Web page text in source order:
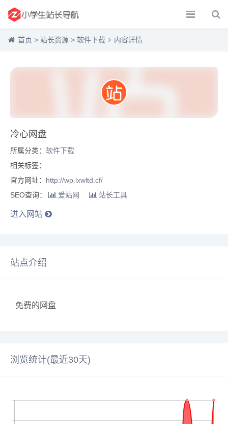
首页 > 站长资源 > 软件下载 内容详情
冷心网盘
所属分类： 软件下载
相关标签：
官方网址： http://wp.lxwltd.cf/
SEO查询：
爱站网 站长工具
进入网站
站点介绍
免费的网盘
浏览统计(最近30天)